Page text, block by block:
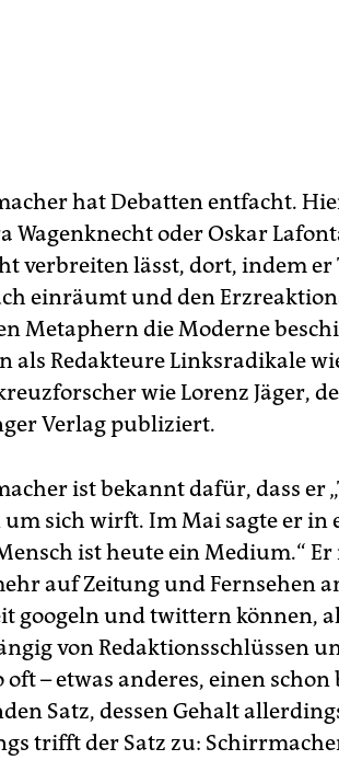
hat Debatten entfacht.
Wagenknecht oder Oskar
verbreiten lässt, dort, indem
einräumt und den
Metaphern die Moderne
als Redakteure Linksradikale
wie Lorenz Jäger,
Verlag publiziert.
ist bekannt dafür, dass er
um sich wirft. Im Mai sagte er in
ist heute ein Medium.“
auf Zeitung und Fernsehen
googeln und twittern können,
von Redaktionsschlüssen
oft – etwas anderes, einen
Satz, dessen Gehalt
trifft der Satz zu: